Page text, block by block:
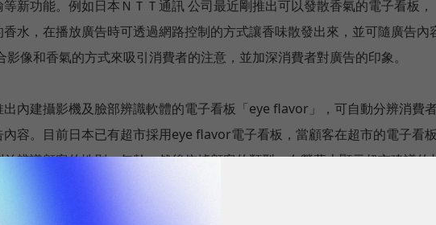
新功能。例如日本ＮＴＴ通訊 公司最近剛推出可以發散香氣的電子看板，
水，在播放廣告時可透過網路控制的方式讓香味散發出來，並可隨廣告內
像和香氣的方式來吸引消費者的注意，並加深消費者對廣告的印象。
內建攝影機及臉部辨識軟體的電子看板「eye flavor」，可自動分辨消費
容。目前日本已有超市採用eye flavor電子看板，當顧客在超市的電子看
辨識顧客的性別、年齡，然後依據顧客的類型，在螢幕上顯示超市建議的
參考。